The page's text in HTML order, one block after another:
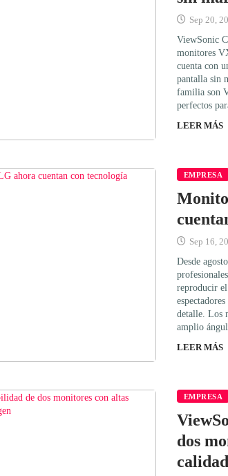
Sep 20,
ViewSonic
monitores
cuenta con
pantalla sin
familia son
perfectos
LEER MÁS
EMPRESA
Sep 16,
Desde
reproducir
detalle. Los
amplio
LEER MÁS
EMPRESA
dos